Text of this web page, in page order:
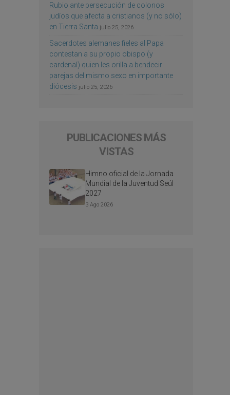
Rubio ante persecución de colonos
judíos que afecta a cristianos (y no sólo)
en Tierra Santa julio 25, 2026
Sacerdotes alemanes fieles al Papa
contestan a su propio obispo (y
cardenal) quien les orilla a bendecir
parejas del mismo sexo en importante
diócesis julio 25, 2026
PUBLICACIONES MÁS
VISTAS
Himno oficial de la Jornada
Mundial de la Juventud Seúl
2027
3 Ago 2026